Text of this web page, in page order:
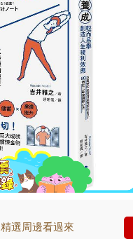
選周邊看過來